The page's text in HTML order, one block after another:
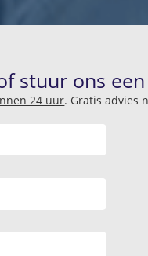
stuur ons
24 uur. Gratis advies